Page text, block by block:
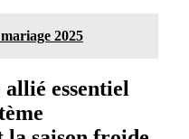
2025
essentiel